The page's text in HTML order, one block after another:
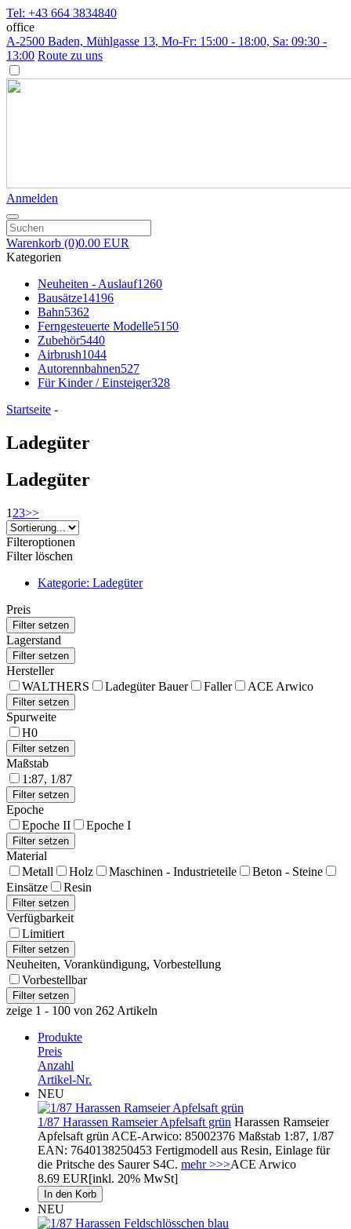
Tel: +43 664 3834840
office
A-2500 Baden, Mühlgasse 13, Mo-Fr: 15:00 - 18:00, Sa: 09:30 -
13:00 Route zu uns
Anmelden
Warenkorb (0)0.00 EUR
Kategorien
Neuheiten - Auslauf1260
Bausätze14196
Bahn5362
Ferngesteuerte Modelle5150
Zubehör5440
Airbrush1044
Autorennbahnen527
Für Kinder / Einsteiger328
Startseite -
Ladegüter
Ladegüter
1 23>>
Filteroptionen
Filter löschen
Kategorie: Ladegüter
Preis
Lagerstand
Hersteller
WALTHERS
Ladegüter Bauer Faller ACE Arwico
Spurweite
H0
Maßstab
1:87, 1/87
Epoche
Epoche II
Epoche I
Material
Metall
Holz Maschinen - Industrieteile
Beton - Steine
Einsätze
Resin
Verfügbarkeit
Limitiert
Neuheiten, Vorankündigung, Vorbestellung
Vorbestellbar
zeige 1 - 100 von 262 Artikeln
Produkte
Preis
Anzahl
Artikel-Nr.
NEU
1/87 Harassen Ramseier Apfelsaft grün Harassen Ramseier
Apfelsaft grün ACE-Arwico: 85002376 Maßstab 1:87, 1/87
EAN: 7640138250453 Fertigmodell aus Resin, Einlage für
die Pritsche des Saurer S4C. mehr >>>ACE Arwico
8.69 EUR[inkl. 20% MwSt]
NEU